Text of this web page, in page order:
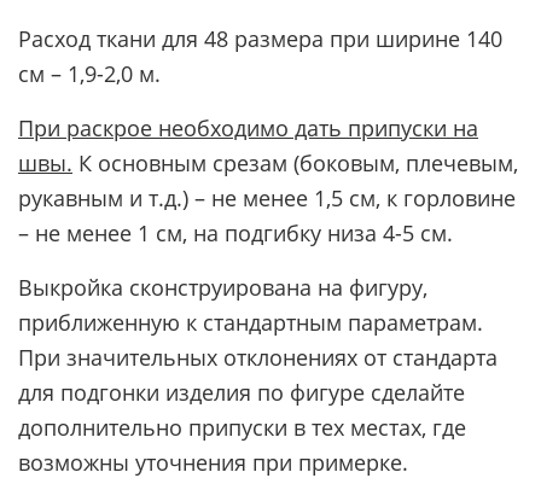
Расход ткани для 48 размера при ширине 140
см – 1,9-2,0 м.
При раскрое необходимо дать припуски на
швы. К основным срезам (боковым, плечевым,
рукавным и т.д.) – не менее 1,5 см, к горловине
– не менее 1 см, на подгибку низа 4-5 см.
Выкройка сконструирована на фигуру,
приближенную к стандартным параметрам.
При значительных отклонениях от стандарта
для подгонки изделия по фигуре сделайте
дополнительно припуски в тех местах, где
возможны уточнения при примерке.